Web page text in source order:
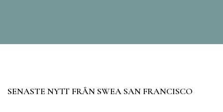
SENASTE NYTT FRÅN SWEA SAN FRANCISCO